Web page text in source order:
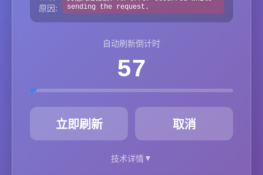
原因:
sending the request.
自动刷新倒计时
57
立即刷新 取消
技术详情▼